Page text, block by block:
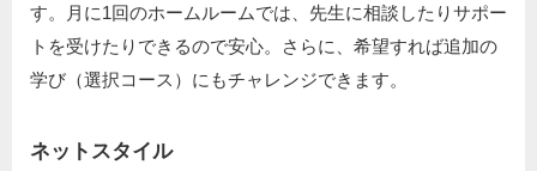
す。月に1回のホームルームでは、先生に相談したりサポー
トを受けたりできるので安心。さらに、希望すれば追加の
学び（選択コース）にもチャレンジできます。
ネットスタイル